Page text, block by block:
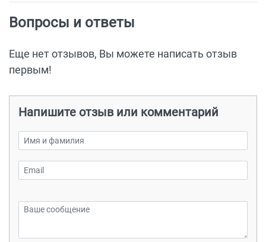
Вопросы и ответы
Еще нет отзывов, Вы можете написать отзыв
первым!
Напишите отзыв или комментарий